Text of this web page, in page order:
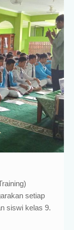
setiap
siswi kelas 9.